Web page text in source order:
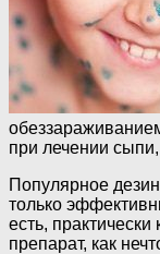
при лечении
Популярное
только
есть,
препарат, как